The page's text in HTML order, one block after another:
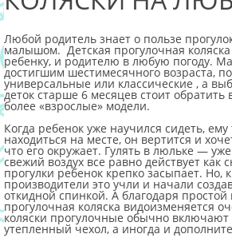
Любой родитель знает о пользе
малышом. Детская прогулочная
ребенку, и родителю в любую погоду.
достигшим шестимесячного возраста,
универсальные или классические , а
деток старше 6 месяцев стоит
более «взрослые» модели.
Когда ребенок уже научился сидеть,
находиться на месте, он вертится и
что его окружает. Гулять в люльке —
свежий воздух все равно действует как
прогулки ребенок крепко засыпает. Но,
производители это учли и начали
откидной спинкой. А благодаря простой
прогулочная коляска видоизменяется
коляски прогулочные обычно включают
утепленный чехол, а иногда и